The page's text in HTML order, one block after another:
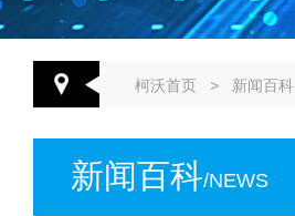
柯沃首页 > 新闻百科
新闻百科/NEWS